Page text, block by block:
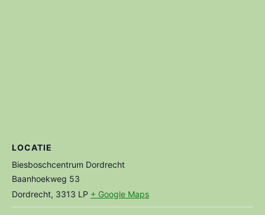
LOCATIE
Biesboschcentrum Dordrecht
Baanhoekweg 53
Dordrecht, 3313 LP + Google Maps